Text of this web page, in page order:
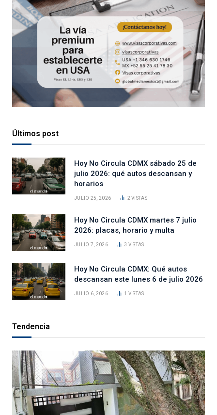
Últimos post
Hoy No Circula CDMX sábado 25 de
julio 2026: qué autos descansan y
horarios
JULIO 25, 2026 2VISTAS
Hoy No Circula CDMX martes 7 julio
2026: placas, horario y multa
JULIO 7, 2026 3 VISTAS
Hoy No Circula CDMX: Qué autos
descansan este lunes 6 de julio 2026
JULIO 6, 2026 1 VISTAS
Tendencia